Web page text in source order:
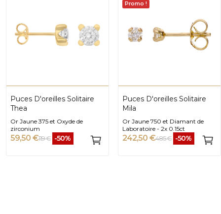
Puces D'oreilles Solitaire
Thea
Or Jaune 375 et Oxyde de
zirconium
59,50 €119 € -50%
Promo !
Puces D'oreilles Solitaire
Mila
Or Jaune 750 et Diamant de
Laboratoire - 2x 0.15ct
242,50 €485 € -50%